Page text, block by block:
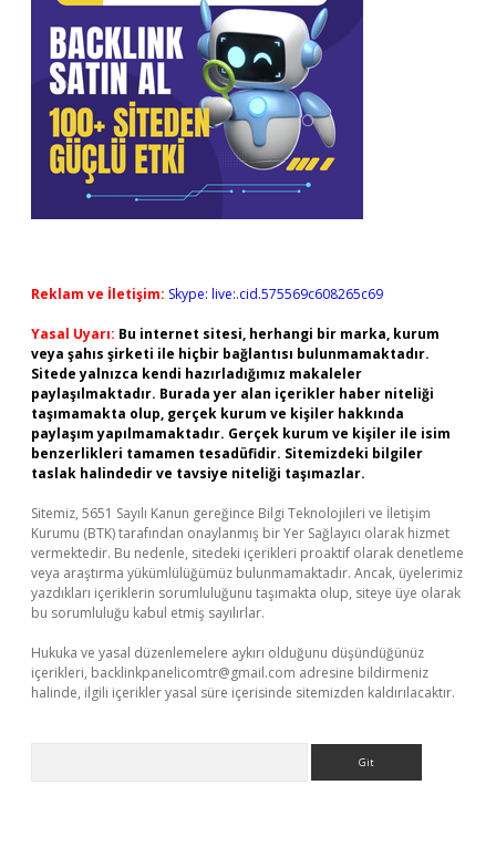
Reklam ve İletişim: Skype: live:.cid.575569c608265c69
Yasal Uyarı: Bu internet sitesi, herhangi bir marka, kurum
veya şahıs şirketi ile hiçbir bağlantısı bulunmamaktadır.
Sitede yalnızca kendi hazırladığımız makaleler
paylaşılmaktadır. Burada yer alan içerikler haber niteliği
taşımamakta olup, gerçek kurum ve kişiler hakkında
paylaşım yapılmamaktadır. Gerçek kurum ve kişiler ile isim
benzerlikleri tamamen tesadüfidir. Sitemizdeki bilgiler
taslak halindedir ve tavsiye niteliği taşımazlar.
Sitemiz, 5651 Sayılı Kanun gereğince Bilgi Teknolojileri ve İletişim
Kurumu (BTK) tarafından onaylanmış bir Yer Sağlayıcı olarak hizmet
vermektedir. Bu nedenle, sitedeki içerikleri proaktif olarak denetleme
veya araştırma yükümlülüğümüz bulunmamaktadır. Ancak, üyelerimiz
yazdıkları içeriklerin sorumluluğunu taşımakta olup, siteye üye olarak
bu sorumluluğu kabul etmiş sayılırlar.
Hukuka ve yasal düzenlemelere aykırı olduğunu düşündüğünüz
içerikleri, backlinkpanelicomtr@gmail.com adresine bildirmeniz
halinde, ilgili içerikler yasal süre içerisinde sitemizden kaldırılacaktır.